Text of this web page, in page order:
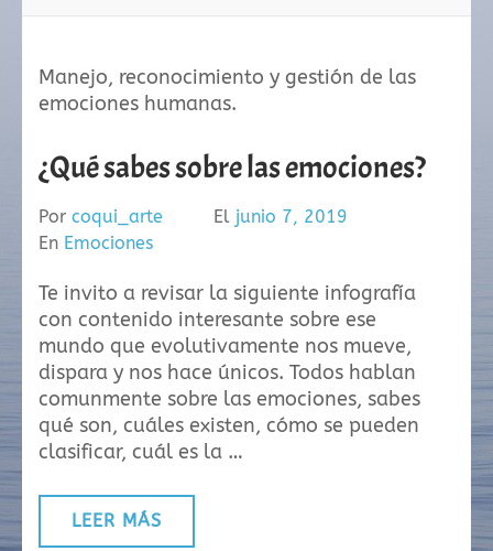
Manejo, reconocimiento y gestión de las
emociones humanas.
¿Qué sabes sobre las emociones?
Por coqui_arte El junio 7, 2019
En Emociones
Te invito a revisar la siguiente infografía
con contenido interesante sobre ese
mundo que evolutivamente nos mueve,
dispara y nos hace únicos. Todos hablan
comunmente sobre las emociones, sabes
qué son, cuáles existen, cómo se pueden
clasificar, cuál es la …
LEER MÁS